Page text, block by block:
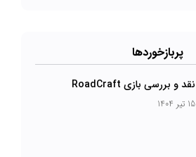
پربازخورد‌ها
نقد و بررسی بازی RoadCraft
15 تیر 1404